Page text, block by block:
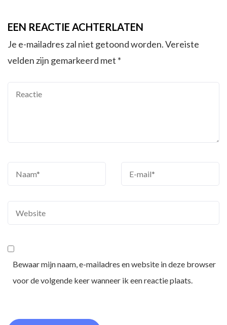
EEN REACTIE ACHTERLATEN
Je e-mailadres zal niet getoond worden.Vereiste
velden zijn gemarkeerd met *
Bewaar mijn naam, e-mailadres en website in deze browser
voor de volgende keer wanneer ik een reactie plaats.